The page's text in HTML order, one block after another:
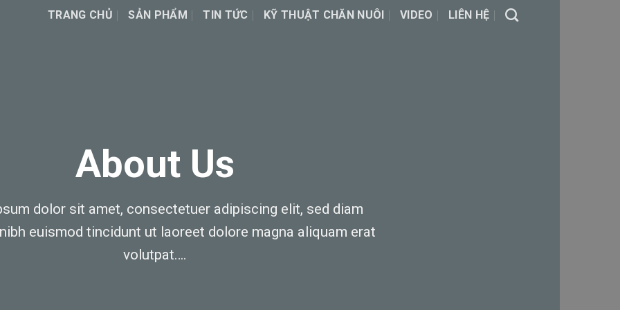
TRANG CHỦ SẢN PHẨM TIN TỨC KỸ THUẬT CHĂN NUÔI VIDEO LIÊN HỆ
About Us
dolor sit amet, consectetuer adipiscing elit, sed diam
euismod tincidunt ut laoreet dolore magna aliquam erat
volutpat….